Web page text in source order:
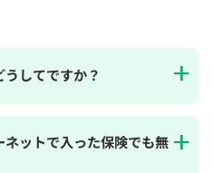
してですか？
ットで入った保険でも無